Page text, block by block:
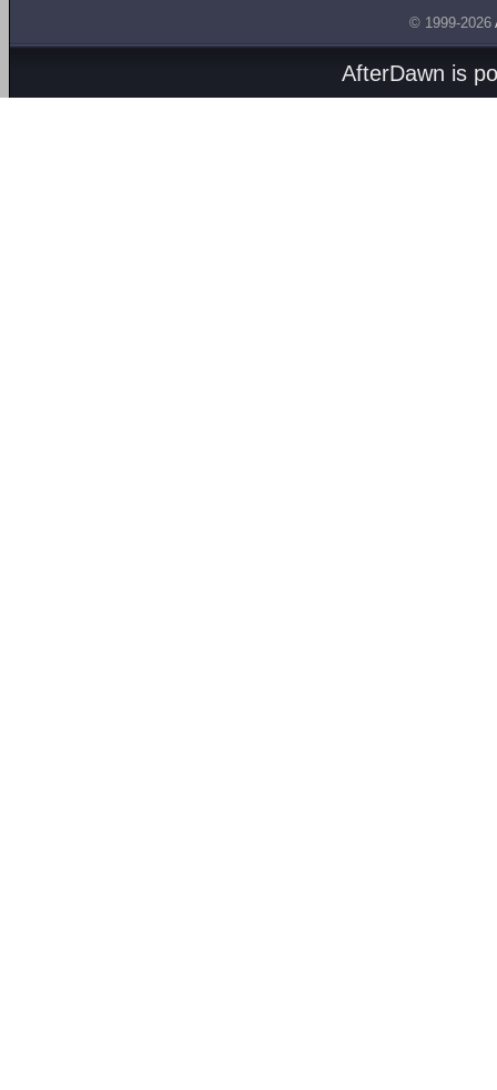
© 1999-2026
AfterDawn is